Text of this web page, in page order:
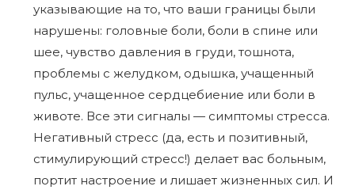
указывающие на то, что ваши границы были
нарушены: головные боли, боли в спине или
шее, чувство давления в груди, тошнота,
проблемы с желудком, одышка, учащенный
пульс, учащенное сердцебиение или боли в
животе. Все эти сигналы — симптомы стресса.
Негативный стресс (да, есть и позитивный,
стимулирующий стресс!) делает вас больным,
портит настроение и лишает жизненных сил. И